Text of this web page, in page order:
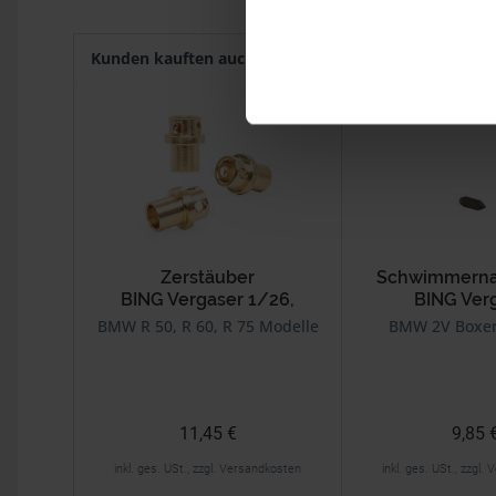
Kunden kauften auch
Zerstäuber
BING Vergaser 1/26,
64/32
BMW R 50, R 60, R 75 Modelle
11,45 €
inkl. ges. USt., zzgl. Versandkosten
BING
1/
BMW 2V
9,85
inkl. ges. USt., zzgl.